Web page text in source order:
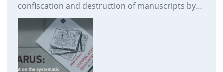
confiscation and destruction of manuscripts by
prison authorities